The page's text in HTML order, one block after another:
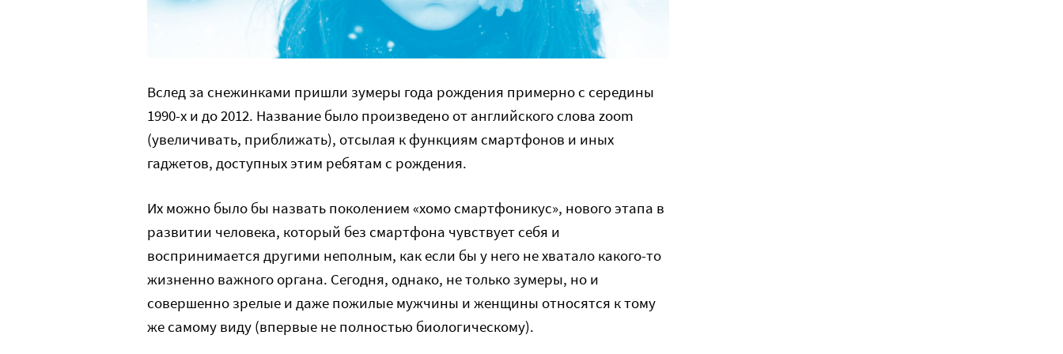
Вслед за снежинками пришли зумеры года рождения примерно с середины
1990-х и до 2012. Название было произведено от английского слова zoom
(увеличивать, приближать), отсылая к функциям смартфонов и иных
гаджетов, доступных этим ребятам с рождения.
Их можно было бы назвать поколением «хомо смартфоникус», нового этапа в
развитии человека, который без смартфона чувствует себя и
воспринимается другими неполным, как если бы у него не хватало какого-то
жизненно важного органа. Сегодня, однако, не только зумеры, но и
совершенно зрелые и даже пожилые мужчины и женщины относятся к тому
же самому виду (впервые не полностью биологическому).